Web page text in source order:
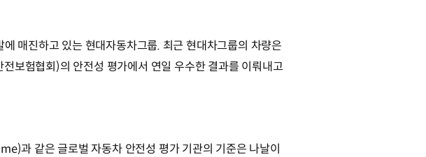
매진하고 있는 현대자동차그룹. 최근 현대차그룹의 차량은
험협회)의 안전성 평가에서 연일 우수한 결과를 이뤄내고
과 같은 글로벌 자동차 안전성 평가 기관의 기준은 나날이